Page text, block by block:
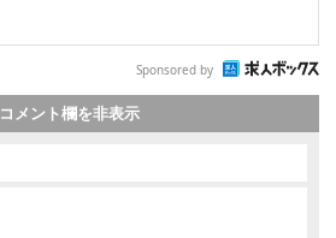
Sponsored by
コメント欄を非表示